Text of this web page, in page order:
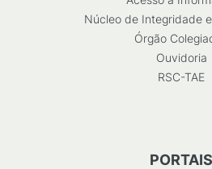
Núcleo de Integridade
Órgão
Ouvidoria
RSC-TAE
PORTAIS